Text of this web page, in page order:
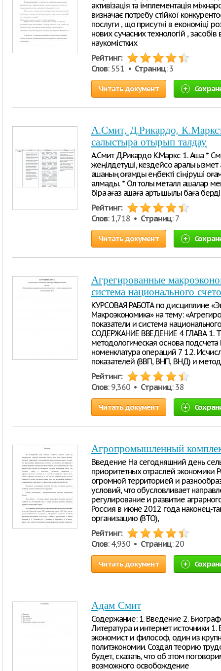
активізація та імплементація
визначає потребу стійкої
послуги , що присутні в економіці
нових сучасних технологій ,
наукомістких
Рейтинг:
Слов: 551 • Страниц: 3
Читать документ
А.Смит, Д.Рикардо,
салыстыра отырып талдау
А.Смит Д.Рикардо К.Маркс 1. Ақша *
жеңілдетуші, кездейсоқ аралық
ақшаның қоғамдық еңбекті сіңіруші
алмады. * Ол толық металл ақшалар
бірақ қағаз ақшаға артықшылық баға
Рейтинг:
Слов: 1,718 • Страниц: 7
Читать документ
Агрегированные
система национального
КУРСОВАЯ РАБОТА по дисциплине
Макроэкономика» на тему:
показатели и система национального
СОДЕРЖАНИЕ ВВЕДЕНИЕ 4 ГЛАВА 1.
методологическая основа
номенклатура операций 7 1.2.
показателей (ВВП, ВНП, ВНД) и
Рейтинг:
Слов: 9,360 • Страниц: 38
Читать документ
Агропромышленный
Введение На сегодняшний день
приоритетных отраслей экономики
огромной территорией и
условий, что обусловливает
регулирование и развитие
Россия в июне 2012 года наконец-
организацию (ВТО),
Рейтинг:
Слов: 4,930 • Страниц: 20
Читать документ
Адам Смит
Содержание: 1. Введение 2.
Литература и интернет источники
экономист и философ, один из
политэкономии. Создал теорию
будет, сказать, что об этом
возможного освобождение